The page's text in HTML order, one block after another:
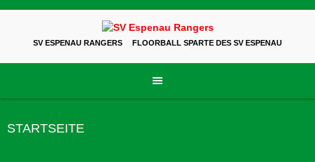
SV ESPENAU RANGERS FLOORBALL SPARTE DES SV ESPENAU
STARTSEITE